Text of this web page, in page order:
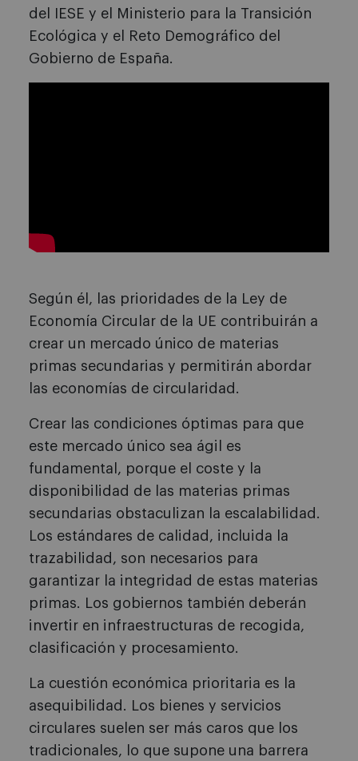
del IESE y el Ministerio para la Transición
Ecológica y el Reto Demográfico del
Gobierno de España.
Según él, las prioridades de la Ley de
Economía Circular de la UE contribuirán a
crear un mercado único de materias
primas secundarias y permitirán abordar
las economías de circularidad.
Crear las condiciones óptimas para que
este mercado único sea ágil es
fundamental, porque el coste y la
disponibilidad de las materias primas
secundarias obstaculizan la escalabilidad.
Los estándares de calidad, incluida la
trazabilidad, son necesarios para
garantizar la integridad de estas materias
primas. Los gobiernos también deberán
invertir en infraestructuras de recogida,
clasificación y procesamiento.
La cuestión económica prioritaria es la
asequibilidad. Los bienes y servicios
circulares suelen ser más caros que los
tradicionales, lo que supone una barrera